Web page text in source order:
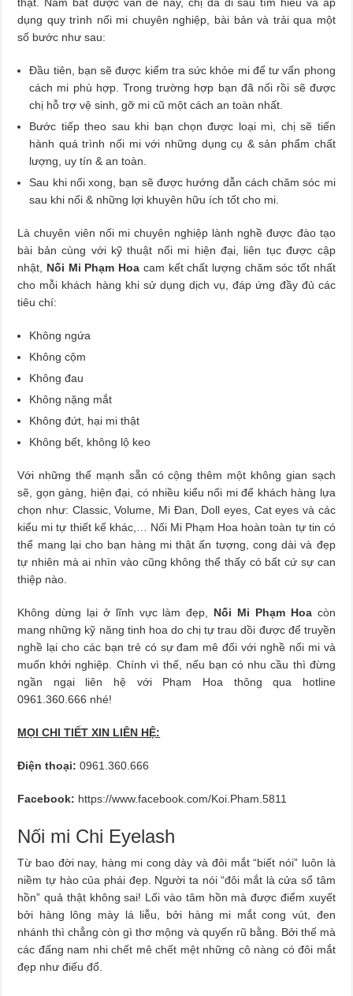
dụng quy trình nối mi chuyên nghiệp, bài bản và trải qua một
số bước như sau:
Đầu tiên, bạn sẽ được kiểm tra sức khỏe mi để tư vấn phong
cách mi phù hợp. Trong trường hợp bạn đã nối rồi sẽ được
chị hỗ trợ vệ sinh, gỡ mi cũ một cách an toàn nhất.
Bước tiếp theo sau khi bạn chọn được loại mi, chị sẽ tiến
hành quá trình nối mi với những dụng cụ & sản phẩm chất
lượng, uy tín & an toàn.
Sau khi nối xong, bạn sẽ được hướng dẫn cách chăm sóc mi
sau khi nối & những lợi khuyên hữu ích tốt cho mi.
Là chuyên viên nối mi chuyên nghiệp lành nghề được đào tạo
bài bản cùng với kỹ thuật nối mi hiện đại, liên tục được cập
nhật, Nối Mi Phạm Hoa cam kết chất lượng chăm sóc tốt nhất
cho mỗi khách hàng khi sử dụng dịch vụ, đáp ứng đầy đủ các
tiêu chí:
Không ngứa
Không cộm
Không đau
Không nặng mắt
Không đứt, hại mi thật
Không bết, không lộ keo
Với những thế mạnh sẵn có cộng thêm một không gian sạch
sẽ, gọn gàng, hiện đại, có nhiều kiểu nối mi để khách hàng lựa
chọn như: Classic, Volume, Mi Đan, Doll eyes, Cat eyes và các
kiểu mi tự thiết kế khác,… Nối Mi Phạm Hoa hoàn toàn tự tin có
thể mang lại cho bạn hàng mi thật ấn tượng, cong dài và đẹp
tự nhiên mà ai nhìn vào cũng không thể thấy có bất cứ sự can
thiệp nào.
Không dừng lại ở lĩnh vực làm đẹp, Nối Mi Phạm Hoa còn
mang những kỹ năng tinh hoa do chị tự trau dồi được để truyền
nghề lại cho các bạn trẻ có sự đam mê đối với nghề nối mi và
muốn khởi nghiệp. Chính vì thế, nếu bạn có nhu cầu thì đừng
ngần ngại liên hệ với Phạm Hoa thông qua hotline
0961.360.666 nhé!
MỌI CHI TIẾT XIN LIÊN HỆ:
Điện thoại: 0961.360.666
Facebook: https://www.facebook.com/Koi.Pham.5811
Nối mi Chi Eyelash
Từ bao đời nay, hàng mi cong dày và đôi mắt “biết nói” luôn là
niềm tự hào của phái đẹp. Người ta nói “đôi mắt là cửa sổ tâm
hồn” quả thật không sai! Lối vào tâm hồn mà được điểm xuyết
bởi hàng lông mày lá liễu, bởi hàng mi mắt cong vút, đen
nhánh thì chẳng còn gì thơ mộng và quyến rũ bằng. Bởi thế mà
các đấng nam nhi chết mê chết mệt những cô nàng có đôi mắt
đẹp như điếu đổ.